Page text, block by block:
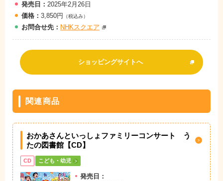
発売日： 2025年2月26日
価格： 3,850円 （税込み）
お問合せ先： NHKスクエア
ショッピングサイトへ
関連商品
おかあさんといっしょファミリーコンサート う
たの図書館【CD】
CD こども・幼児
発売日：